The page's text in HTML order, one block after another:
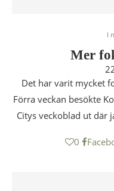
I
Mer
Det har varit mycket
Förra veckan besökte
Citys veckoblad ut där
0